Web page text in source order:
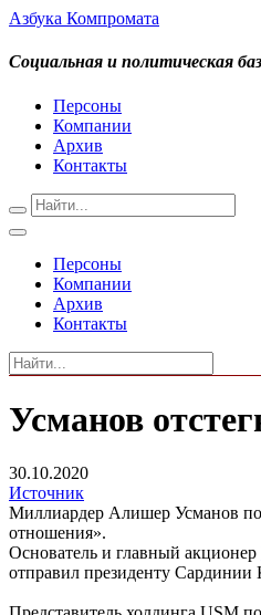
Азбука Компромата
Социальная и политическая
Персоны
Компании
Архив
Контакты
Персоны
Компании
Архив
Контакты
Усманов
30.10.2020
Источник
Миллиардер Алишер Усманов
отношения».
Основатель и главный акционер
отправил президенту Сардинии